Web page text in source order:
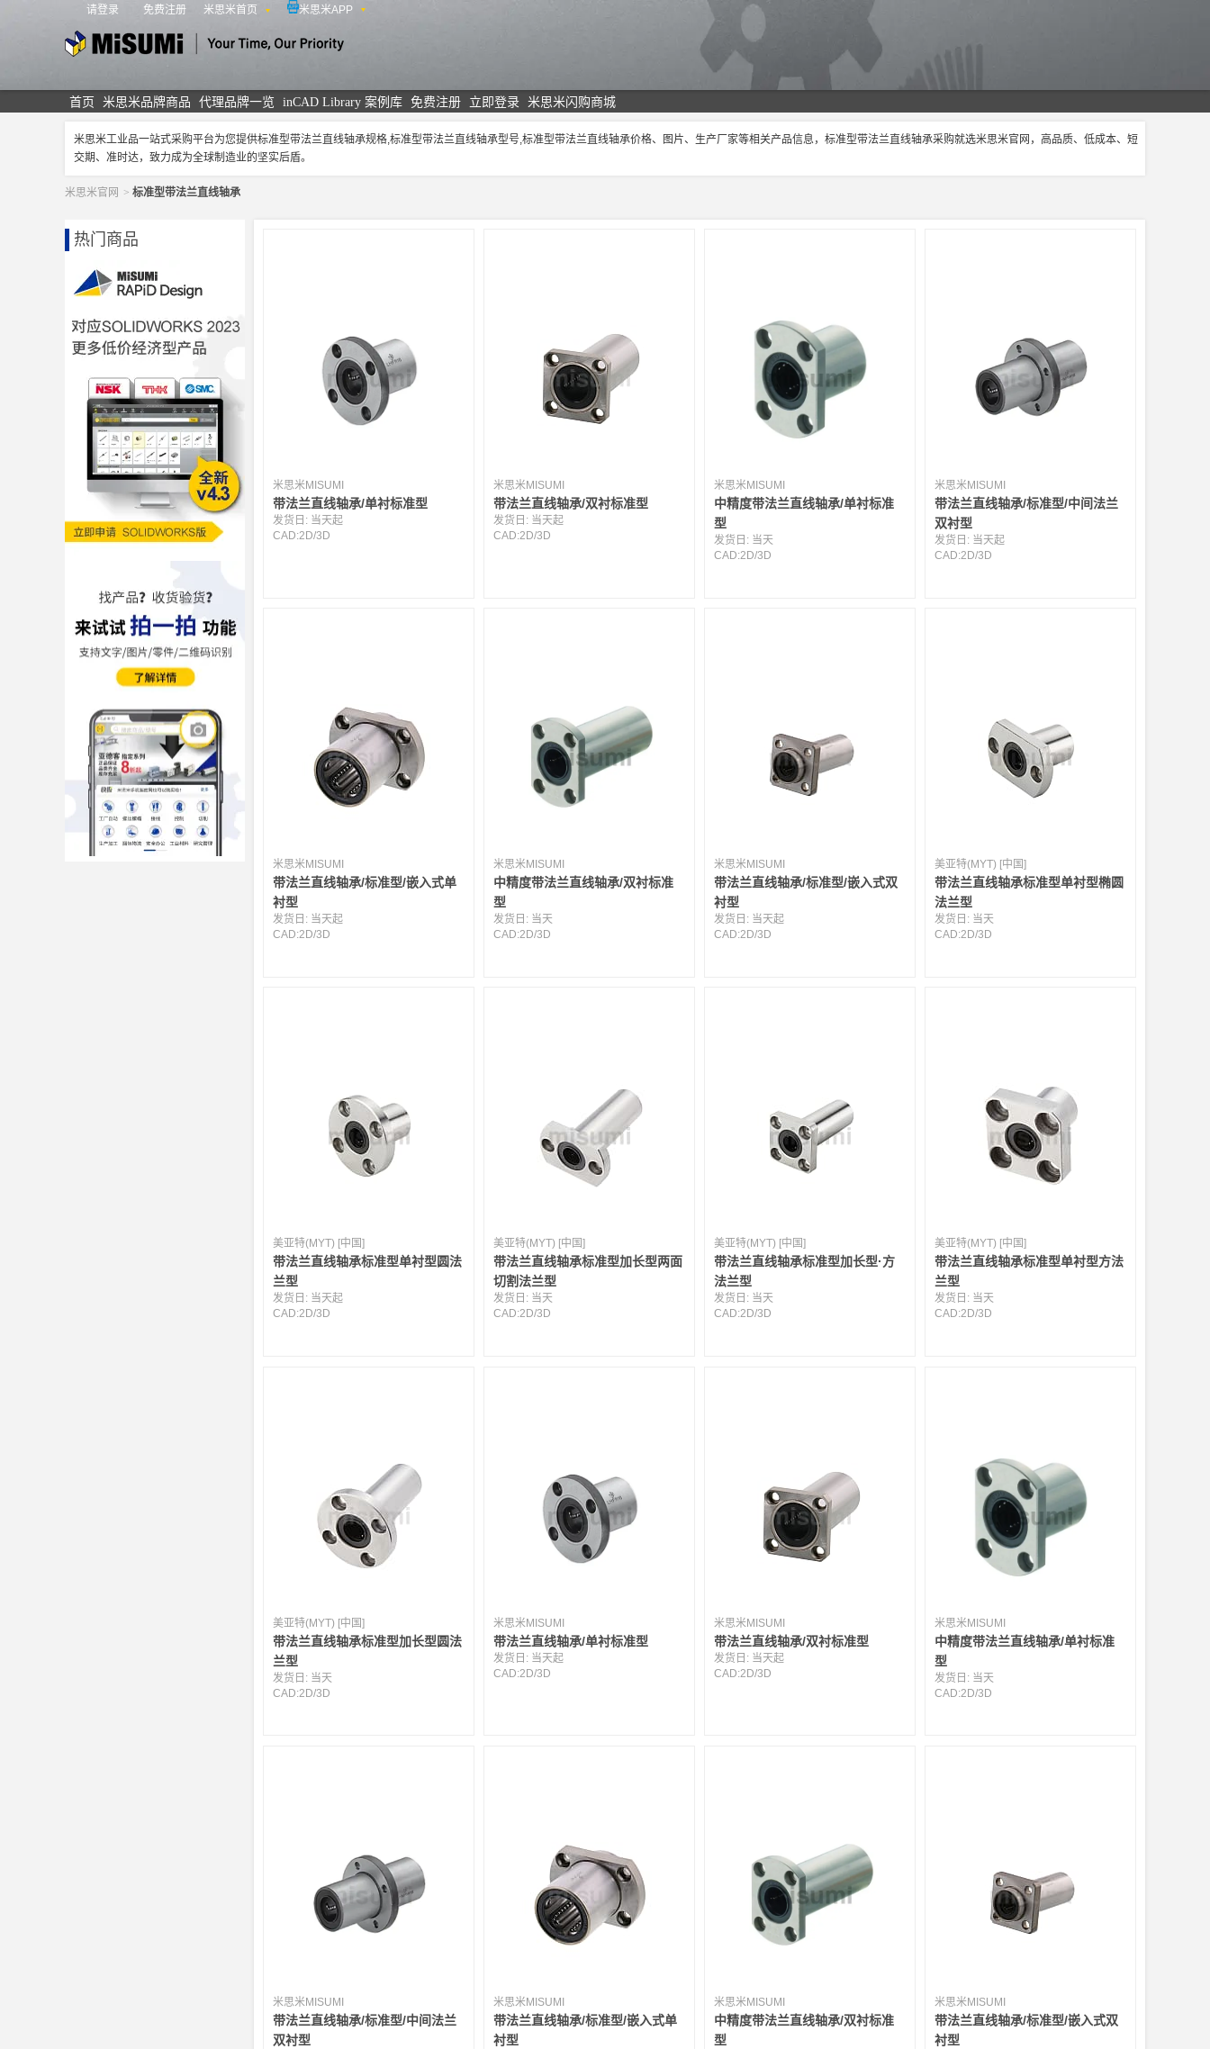
请登录 免费注册 米思米首页 米思米APP
首页 米思米品牌商品 代理品牌一览 inCAD Library 案例库 免费注册 立即登录 米思米闪购商城
米思米工业品一站式采购平台为您提供标准型带法兰直线轴承规格,标准型带法兰直线轴承型号,标准型带法兰直线轴承价格、图片、生产厂家等相关产品信息，标准型带法兰直线轴承采购就选米思米官网，高品质、低成本、短
交期、准时达，致力成为全球制造业的坚实后盾。
米思米官网 > 标准型带法兰直线轴承
热门商品
米思米MISUMI
带法兰直线轴承/单衬标准型
发货日: 当天起
CAD:2D/3D
米思米MISUMI
带法兰直线轴承/双衬标准型
发货日: 当天起
CAD:2D/3D
米思米MISUMI
中精度带法兰直线轴承/单衬标准
型
发货日: 当天
CAD:2D/3D
米思米MISUMI
带法兰直线轴承/标准型/中间法兰
双衬型
发货日: 当天起
CAD:2D/3D
米思米MISUMI
带法兰直线轴承/标准型/嵌入式单
衬型
发货日: 当天起
CAD:2D/3D
米思米MISUMI
中精度带法兰直线轴承/双衬标准
型
发货日: 当天
CAD:2D/3D
米思米MISUMI
带法兰直线轴承/标准型/嵌入式双
衬型
发货日: 当天起
CAD:2D/3D
美亚特(MYT) [中国]
带法兰直线轴承标准型单衬型椭圆
法兰型
发货日: 当天
CAD:2D/3D
美亚特(MYT) [中国]
带法兰直线轴承标准型单衬型圆法
兰型
发货日: 当天起
CAD:2D/3D
美亚特(MYT) [中国]
带法兰直线轴承标准型加长型两面
切割法兰型
发货日: 当天
CAD:2D/3D
美亚特(MYT) [中国]
带法兰直线轴承标准型加长型·方
法兰型
发货日: 当天
CAD:2D/3D
美亚特(MYT) [中国]
带法兰直线轴承标准型单衬型方法
兰型
发货日: 当天
CAD:2D/3D
美亚特(MYT) [中国]
带法兰直线轴承标准型加长型圆法
兰型
发货日: 当天
CAD:2D/3D
米思米MISUMI
带法兰直线轴承/单衬标准型
发货日: 当天起
CAD:2D/3D
米思米MISUMI
带法兰直线轴承/双衬标准型
发货日: 当天起
CAD:2D/3D
米思米MISUMI
中精度带法兰直线轴承/单衬标准
型
发货日: 当天
CAD:2D/3D
米思米MISUMI
带法兰直线轴承/标准型/中间法兰
双衬型
米思米MISUMI
带法兰直线轴承/标准型/嵌入式单
衬型
米思米MISUMI
中精度带法兰直线轴承/双衬标准
型
米思米MISUMI
带法兰直线轴承/标准型/嵌入式双
衬型